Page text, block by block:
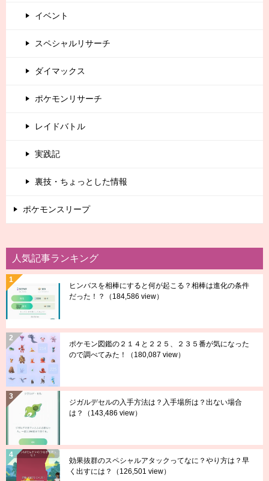
イベント
スペシャルリサーチ
ダイマックス
ポケモンリサーチ
レイドバトル
実践記
裏技・ちょっとした情報
ポケモンスリープ
人気記事ランキング
ヒンバスを相棒にすると何が起こる？相棒は進化の条件
だった！？
（184,586 view）
ポケモン図鑑の２１４と２２５、２３５番が気になった
ので調べてみた！
（180,087 view）
ジガルデセルの入手方法は？入手場所は？出ない場合
は？
（143,486 view）
効果抜群のスペシャルアタックってなに？やり方は？早
く出すには？
（126,501 view）